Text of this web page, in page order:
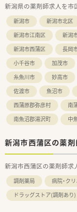
■出産や育児へ
パーセントを
す。
【想定されるキ
■段階的な研修
験年数に応じ
す。
■現場の薬剤
用活動や店舗
です。
■認定薬剤師の
共同プログラ
す。
新潟県の薬剤師求人を市
新潟市 新潟市北区
新潟市江南区
新潟
新潟市西蒲区
長岡
小千谷市
加茂市
糸魚川市
妙高市
佐渡市
魚沼市
西蒲原郡弥彦村
南
南魚沼郡湯沢町
中
新潟市西蒲区の薬
新潟市西蒲区の薬剤師求
調剤薬局 病院・ク
ドラッグストア(調剤あり)